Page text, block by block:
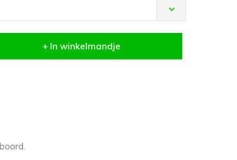
+ In winkelmandje